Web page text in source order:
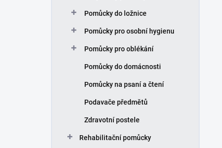
Pomůcky do ložnice
Pomůcky pro osobní hygienu
Pomůcky pro oblékání
Pomůcky do domácnosti
Pomůcky na psaní a čtení
Podavače předmětů
Zdravotní postele
Rehabilitační pomůcky